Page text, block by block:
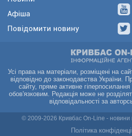
Афіша
Повідомити новину
Усі права на матеріали, розміщені на
відповідно до законодавства України.
сайту, пряме активне
обов'язковим. Редакція може не
відповідальності за
© 2009-2026 Кривбас On-Line - новини
Політика